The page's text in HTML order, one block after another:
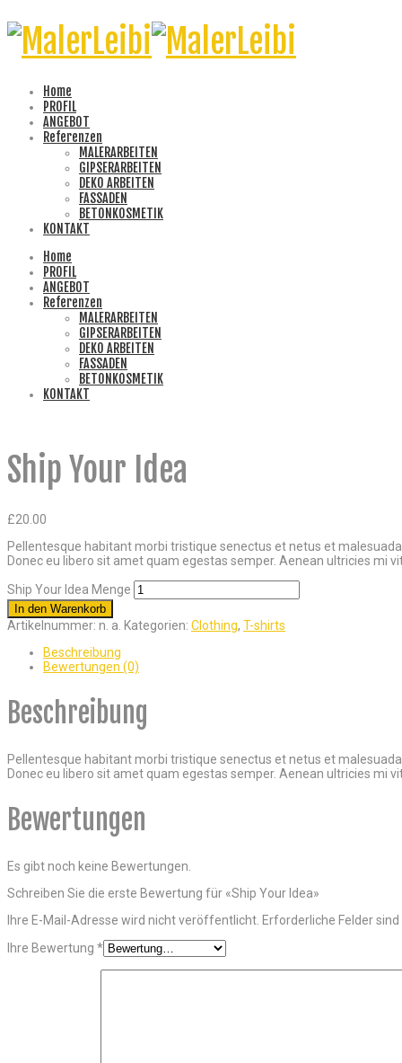
Home
PROFIL
ANGEBOT
Referenzen
MALERARBEITEN
GIPSERARBEITEN
DEKO ARBEITEN
FASSADEN
BETONKOSMETIK
KONTAKT
Home
PROFIL
ANGEBOT
Referenzen
MALERARBEITEN
GIPSERARBEITEN
DEKO ARBEITEN
FASSADEN
BETONKOSMETIK
KONTAKT
Ship Your Idea
£20.00
Pellentesque habitant morbi tristique senectus et netus et
Donec eu libero sit amet quam egestas semper. Aenean ultricies mi
Ship Your Idea Menge
In den Warenkorb
Artikelnummer: n. a. Kategorien: Clothing, T-shirts
Beschreibung
Bewertungen (0)
Beschreibung
Pellentesque habitant morbi tristique senectus et netus et
Donec eu libero sit amet quam egestas semper. Aenean ultricies mi
Bewertungen
Es gibt noch keine Bewertungen.
Schreiben Sie die erste Bewertung für «Ship Your Idea»
Ihre E-Mail-Adresse wird nicht veröffentlicht. Erforderliche Felder
Ihre Bewertung *